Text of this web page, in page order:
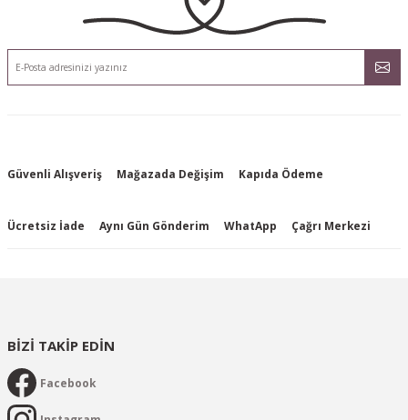
Güvenli Alışveriş Mağazada Değişim Kapıda Ödeme
Ücretsiz İade Aynı Gün Gönderim WhatApp Çağrı Merkezi
BİZİ TAKİP EDİN
Facebook